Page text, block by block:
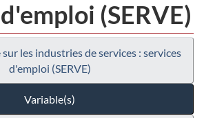
(SERVE)
les industries de services : services
d'emploi (SERVE)
Variable(s)